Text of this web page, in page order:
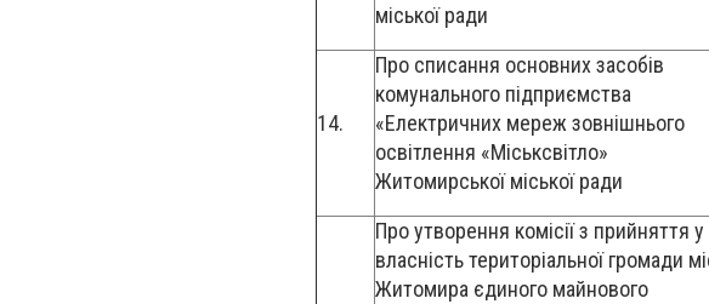
міської ради
14.
Про списання основних засобів
комунального підприємства
«Електричних мереж зовнішнього
освітлення «Міськсвітло»
Житомирської міської ради
Про утворення комісії з прийняття у
власність територіальної громади
Житомира єдиного майнового